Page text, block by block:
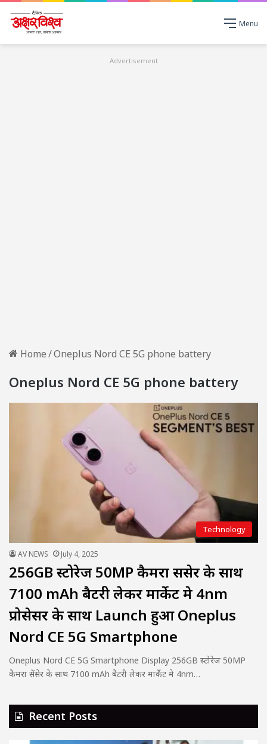
Menu
Advertisement
Home/Oneplus Nord CE 5G phone battery
Oneplus Nord CE 5G phone battery
Technology
AV NEWS July 4, 2025
256GB स्टोरेज 50MP कैमरा सेंसेर के साथ
7100 mAh बैटरी लेकर मार्केट मे 4nm
प्रोसेसर के साथ Launch हुआ Oneplus
Nord CE 5G Smartphone
Oneplus Nord CE 5G Smartphone Display 256GB स्टोरेज 50MP
कैमरा सेंसेर के साथ 7100 mAh बैटरी लेकर मार्केट मे 4nm…
Recent Posts